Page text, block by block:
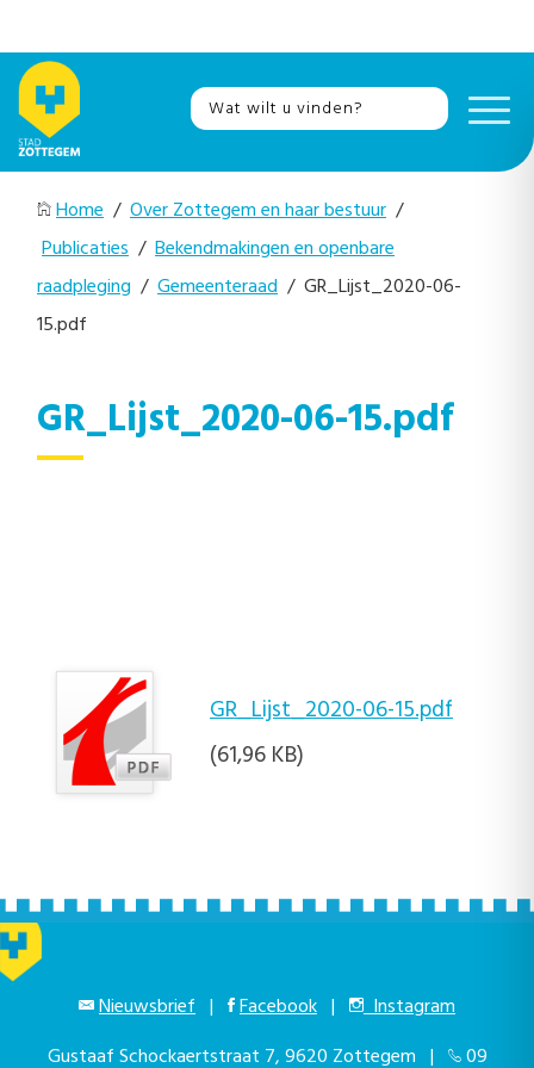
Home / Over Zottegem en haar bestuur /
Publicaties / Bekendmakingen en openbare
raadpleging / Gemeenteraad / GR_Lijst_2020-06-
15.pdf
GR_Lijst_2020-06-15.pdf
GR_Lijst_2020-06-15.pdf
(61,96 KB)
Nieuwsbrief | Facebook |
Instagram
Gustaaf Schockaertstraat 7, 9620 Zottegem |
09